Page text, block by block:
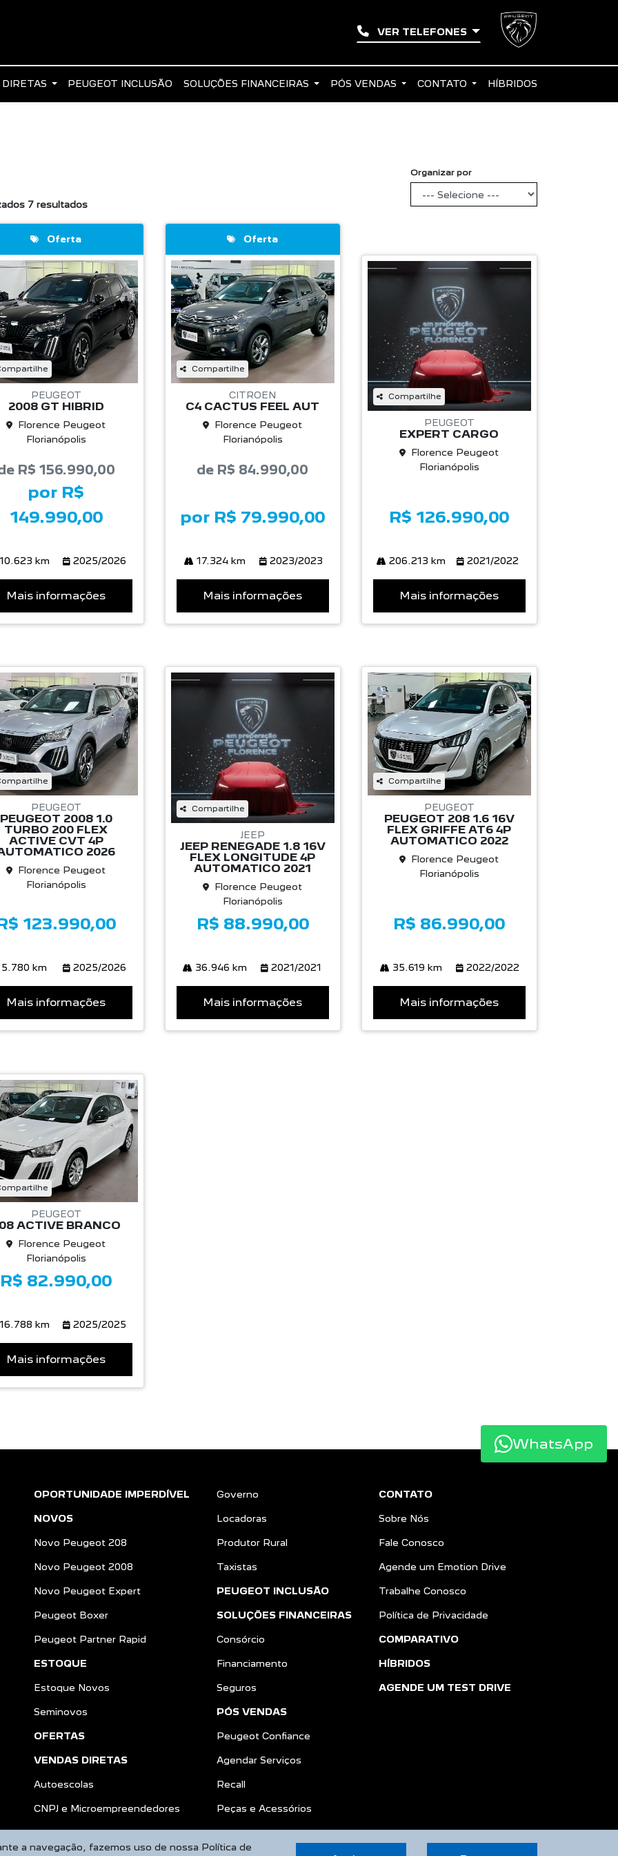
VER TELEFONES
PEUGEOT INCLUSÃO SOLUÇÕES FINANCEIRAS PÓS VENDAS CONTATO HÍBRIDOS
7 resultados
Organizar por
Oferta
PEUGEOT
2008 GT HIBRID
Florence Peugeot
Florianópolis
R$ 156.990,00
por R$
149.990,00
km 2025/2026
Mais informações
Oferta
Compartilhe
CITROEN
C4 CACTUS FEEL AUT
Florence Peugeot
Florianópolis
de R$ 84.990,00
por R$ 79.990,00
17.324 km 2023/2023
Mais informações
Compartilhe
PEUGEOT
EXPERT CARGO
Florence Peugeot
Florianópolis
R$ 126.990,00
206.213 km 2021/2022
Mais informações
PEUGEOT
PEUGEOT 2008 1.0
TURBO 200 FLEX
ACTIVE CVT 4P
2026
Florence Peugeot
Florianópolis
123.990,00
km 2025/2026
Mais informações
Compartilhe
JEEP
JEEP RENEGADE 1.8 16V
FLEX LONGITUDE 4P
AUTOMATICO 2021
Florence Peugeot
Florianópolis
R$ 88.990,00
36.946 km 2021/2021
Mais informações
Compartilhe
PEUGEOT
PEUGEOT 208 1.6 16V
FLEX GRIFFE AT6 4P
AUTOMATICO 2022
Florence Peugeot
Florianópolis
R$ 86.990,00
35.619 km 2022/2022
Mais informações
PEUGEOT
ACTIVE BRANCO
Florence Peugeot
Florianópolis
R$ 82.990,00
km 2025/2025
Mais informações
OPORTUNIDADE IMPERDÍVEL
NOVOS
Novo Peugeot 208
Novo Peugeot 2008
Novo Peugeot Expert
Peugeot Boxer
Peugeot Partner Rapid
ESTOQUE
Estoque Novos
Seminovos
OFERTAS
VENDAS DIRETAS
Autoescolas
CNPJ e Microempreendedores
Governo
Locadoras
Produtor Rural
Taxistas
PEUGEOT INCLUSÃO
SOLUÇÕES FINANCEIRAS
Consórcio
Financiamento
Seguros
PÓS VENDAS
Peugeot Confiance
Agendar Serviços
Recall
Peças e Acessórios
CONTATO
Sobre Nós
Fale Conosco
Agende um Emotion Drive
Trabalhe Conosco
Política de Privacidade
COMPARATIVO
HÍBRIDOS
AGENDE UM TEST DRIVE
WhatsApp
a navegação, fazemos uso de nossa Política de